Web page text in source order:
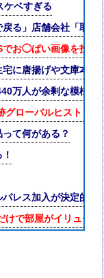
ケベすぎる
る」店舗会社「取
でお◯ぱい画像を投稿
宅に唐揚げや文庫本
万人が余剰な模様
ローバルヒストリー
て何がある？
レス加入が決定的
けで部屋がイリュー